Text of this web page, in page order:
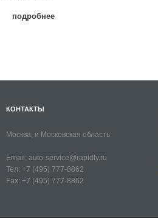
подробнее
КОНТАКТЫ
Москва, и Московская область
Email: auto-service@rapidly.ru
Тел: +7 (495) 777-8862
Fax: +7 (495) 777-8862